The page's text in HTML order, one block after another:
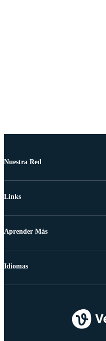
Nuestra Red
Links
Aprender Más
Idiomas